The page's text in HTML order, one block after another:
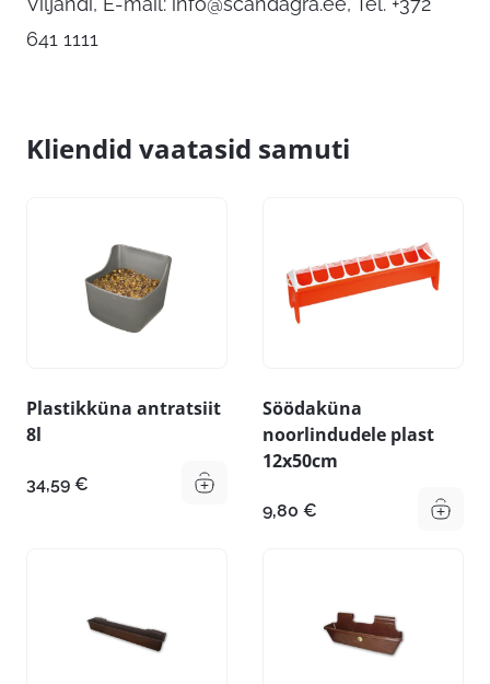
641 1111
Kliendid vaatasid samuti
Plastikküna antratsiit
8l
34,59 €
Söödaküna
noorlindudele plast
12x50cm
9,80 €